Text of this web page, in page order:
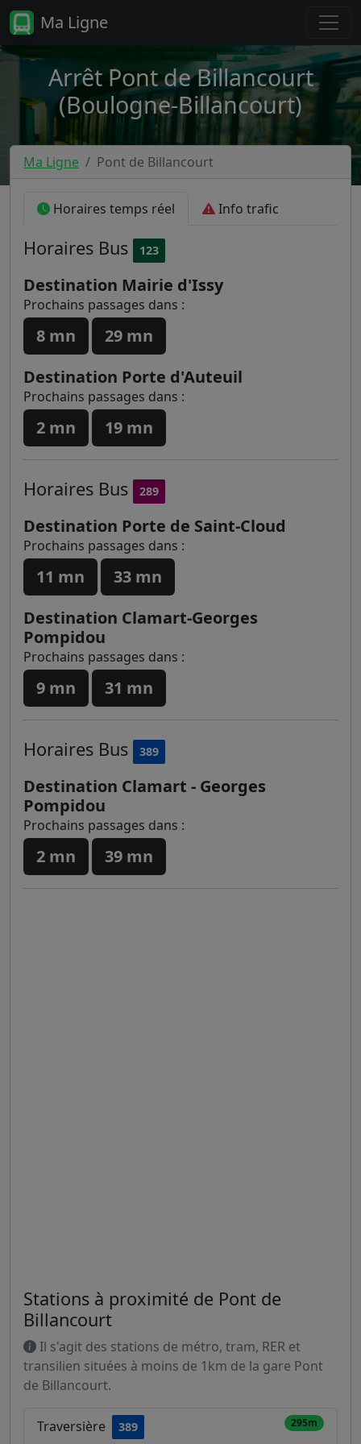
Ma Ligne
Arrêt Pont de Billancourt
(Boulogne-Billancourt)
Ma Ligne Pont de Billancourt
Horaires temps réel Info trafic
Horaires Bus 123
Destination Mairie d'Issy
Prochains passages dans :
8 mn
29 mn
Destination Porte d'Auteuil
Prochains passages dans :
2 mn 19 mn
Horaires Bus 289
Destination Porte de Saint-Cloud
Prochains passages dans :
11 mn
33 mn
Destination Clamart-Georges
Pompidou
Prochains passages dans :
9 mn 31 mn
Horaires Bus 389
Destination Clamart - Georges
Pompidou
Prochains passages dans :
2 mn 39 mn
Stations à proximité de Pont de
Billancourt
Il s'agit des stations de métro, tram, RER et
transilien situées à moins de 1km de la gare Pont
de Billancourt.
Traversière 389 295m